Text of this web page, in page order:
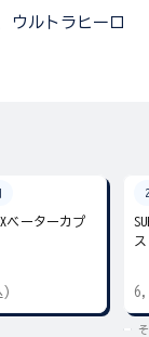
ウルトラヒーロ
ベーターカプ
)
ス